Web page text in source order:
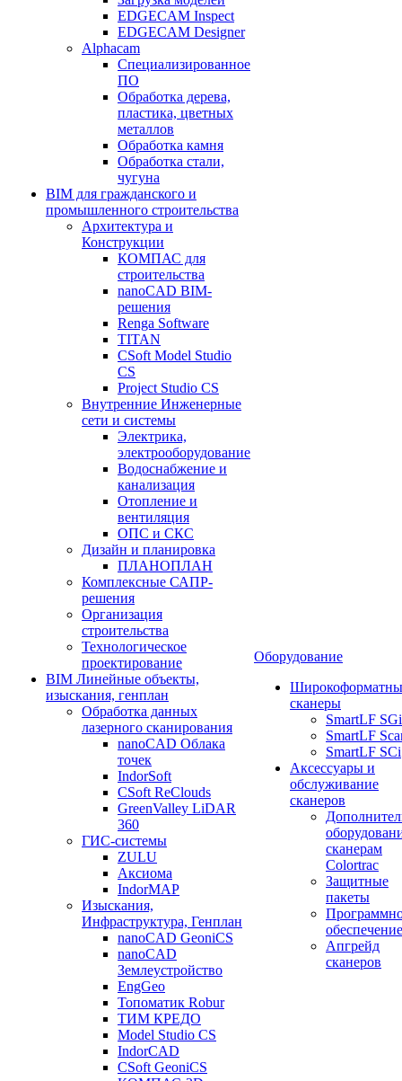
EDGECAM Inspect
EDGECAM Designer
Alphacam
Специализированное
ПО
Обработка дерева,
пластика, цветных
металлов
Обработка камня
Обработка стали,
чугуна
BIM для гражданского и
промышленного строительства
Архитектура и
Конструкции
КОМПАС для
строительства
nanoCAD BIM-
решения
Renga Software
TITAN
CSoft Model Studio
CS
Project Studio CS
Внутренние Инженерные
сети и системы
Электрика,
электрооборудование
Водоснабжение и
канализация
Отопление и
вентиляция
ОПС и СКС
Дизайн и планировка
ПЛАНОПЛАН
Комплексные САПР-
решения
Организация
строительства
Технологическое
проектирование
BIM Линейные объекты,
изыскания, генплан
Обработка данных
лазерного сканирования
nanoCAD Облака
точек
IndorSoft
CSoft ReClouds
GreenValley LiDAR
360
ГИС-системы
ZULU
Аксиома
IndorMAP
Изыскания,
Инфраструктура, Генплан
nanoCAD GeoniCS
nanoCAD
Землеустройство
EngGeo
Топоматик Robur
ТИМ КРЕДО
Model Studio CS
IndorCAD
CSoft GeoniCS
Оборудование
сканеры
SmartLF SGi
SmartLF
SmartLF SCi
Аксессуары и
обслуживание
сканеров
сканерам
Colortrac
Защитные
пакеты
обеспечение
Апгрейд
сканеров